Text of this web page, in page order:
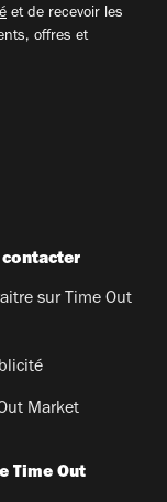
et de recevoir les
offres et
contacter
sur Time Out
Market
Time Out